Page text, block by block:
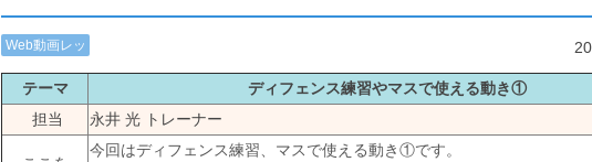
Web動画レッ
テーマ
ディフェンス練習やマスで使える動き①
担当
永井 光 トレーナー
今回はディフェンス練習、マスで使える動き①です。